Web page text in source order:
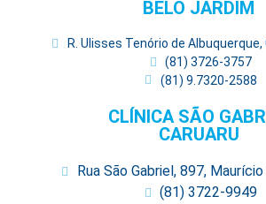
BELO JARDIM
R. Ulisses Tenório de Albuquerque,
(81) 3726-3757
(81) 9.7320-2588
CLÍNICA SÃO
CARUARU
Rua São Gabriel, 897,
(81) 3722-9949